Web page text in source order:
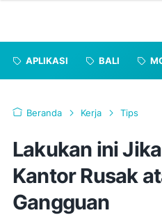
APLIKASI BALI
Beranda Kerja Tips
Lakukan ini
Kantor Rusak
Gangguan